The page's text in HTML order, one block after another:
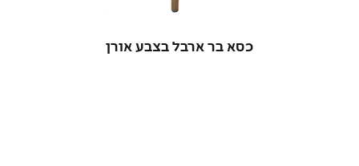
כסא בר ארבל בצבע אורן